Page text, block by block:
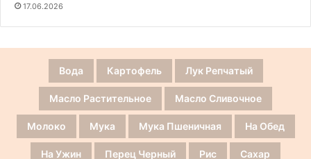
17.06.2026
Вода Картофель Лук Репчатый
Масло Растительное Масло Сливочное
Молоко Мука Мука Пшеничная На Обед
На Ужин Перец Черный Рис Сахар